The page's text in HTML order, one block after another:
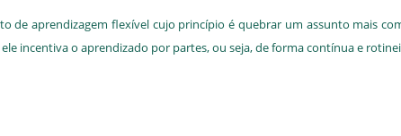
de aprendizagem flexível cujo princípio é quebrar um assunto mais
ele incentiva o aprendizado por partes, ou seja, de forma contínua e